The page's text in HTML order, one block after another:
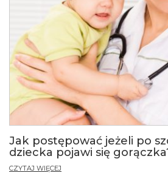
Jak postępować jeżeli po
dziecka pojawi się
CZYTAJ WIĘCEJ